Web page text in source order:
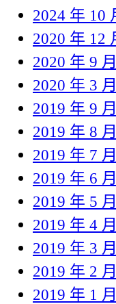
2024 年 10
2020 年 12
2020 年 9 月
2020 年 3 月
2019 年 9 月
2019 年 8 月
2019 年 7 月
2019 年 6 月
2019 年 5 月
2019 年 4 月
2019 年 3 月
2019 年 2 月
2019 年 1 月